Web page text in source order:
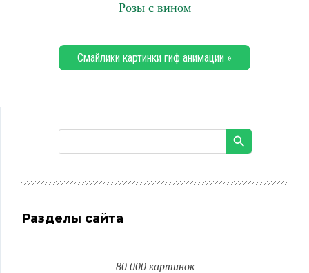
Розы с вином
Смайлики картинки гиф анимации »
Разделы сайта
80 000 картинок